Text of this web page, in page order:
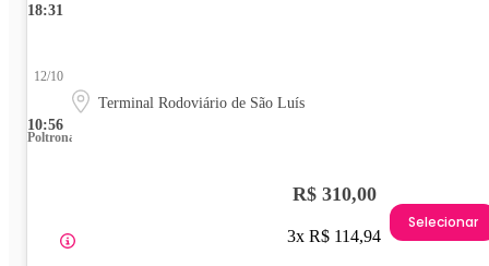
18:31
10:56
12/10
Terminal Rodoviário de São Luís
Poltrona
R$ 310,00
3x R$ 114,94
Selecionar